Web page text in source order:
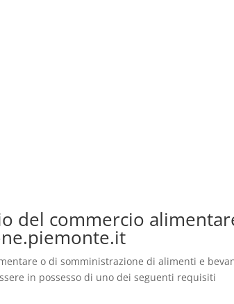
del commercio
o di somministrazione di alimenti e
in possesso di uno dei seguenti requisiti